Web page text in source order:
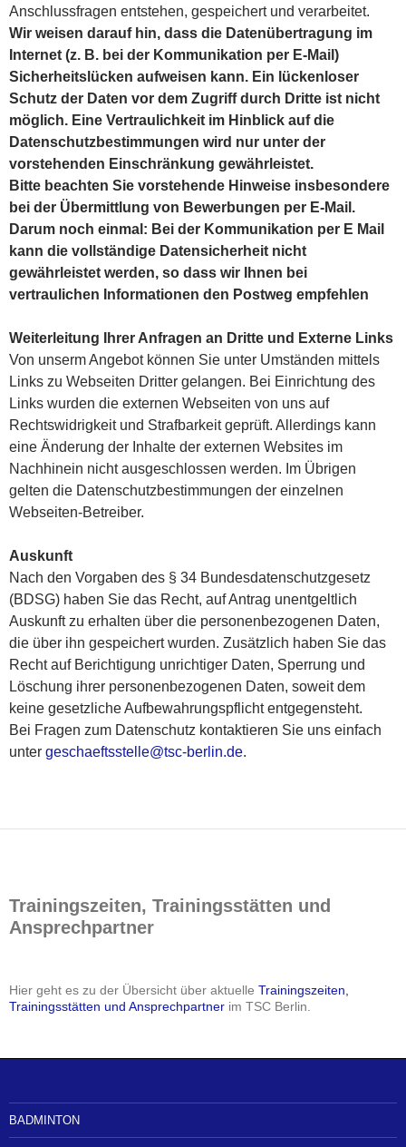
Anschlussfragen entstehen, gespeichert und verarbeitet.
Wir weisen darauf hin, dass die Datenübertragung im
Internet (z. B. bei der Kommunikation per E-Mail)
Sicherheitslücken aufweisen kann. Ein lückenloser
Schutz der Daten vor dem Zugriff durch Dritte ist nicht
möglich. Eine Vertraulichkeit im Hinblick auf die
Datenschutzbestimmungen wird nur unter der
vorstehenden Einschränkung gewährleistet.
Bitte beachten Sie vorstehende Hinweise insbesondere
bei der Übermittlung von Bewerbungen per E-Mail.
Darum noch einmal: Bei der Kommunikation per E Mail
kann die vollständige Datensicherheit nicht
gewährleistet werden, so dass wir Ihnen bei
vertraulichen Informationen den Postweg empfehlen
Weiterleitung Ihrer Anfragen an Dritte und Externe Links
Von unserm Angebot können Sie unter Umständen mittels
Links zu Webseiten Dritter gelangen. Bei Einrichtung des
Links wurden die externen Webseiten von uns auf
Rechtswidrigkeit und Strafbarkeit geprüft. Allerdings kann
eine Änderung der Inhalte der externen Websites im
Nachhinein nicht ausgeschlossen werden. Im Übrigen
gelten die Datenschutzbestimmungen der einzelnen
Webseiten-Betreiber.
Auskunft
Nach den Vorgaben des § 34 Bundesdatenschutzgesetz
(BDSG) haben Sie das Recht, auf Antrag unentgeltlich
Auskunft zu erhalten über die personenbezogenen Daten,
die über ihn gespeichert wurden. Zusätzlich haben Sie das
Recht auf Berichtigung unrichtiger Daten, Sperrung und
Löschung ihrer personenbezogenen Daten, soweit dem
keine gesetzliche Aufbewahrungspflicht entgegensteht.
Bei Fragen zum Datenschutz kontaktieren Sie uns einfach
unter geschaeftsstelle@tsc-berlin.de.
Trainingszeiten, Trainingsstätten und
Ansprechpartner
Hier geht es zu der Übersicht über aktuelle Trainingszeiten,
Trainingsstätten und Ansprechpartner im TSC Berlin.
BADMINTON